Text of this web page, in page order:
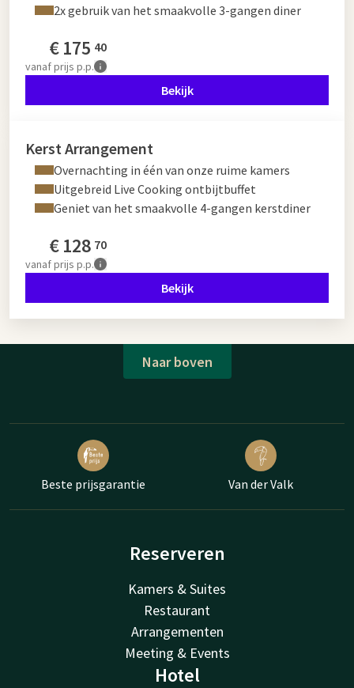
2x gebruik van het smaakvolle 3-gangen diner
€175 40
vanafprijs p.p.
Bekijk
Kerst Arrangement
Overnachting in één van onze ruime kamers
Uitgebreid Live Cooking ontbijtbuffet
Geniet van het smaakvolle 4-gangen kerstdiner
€128 70
vanafprijs p.p.
Bekijk
Naar boven
Beste prijsgarantie Van der Valk
Reserveren
Kamers & Suites
Restaurant
Arrangementen
Meeting & Events
Hotel